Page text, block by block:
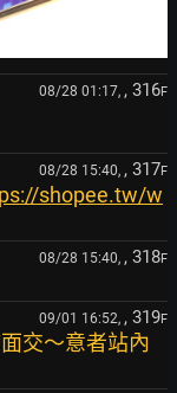
08/28 01:17, , 316F
08/28 15:40, , 317F
shopee.tw/w
08/28 15:40, , 318F
09/01 16:52, , 319F
交～意者站內